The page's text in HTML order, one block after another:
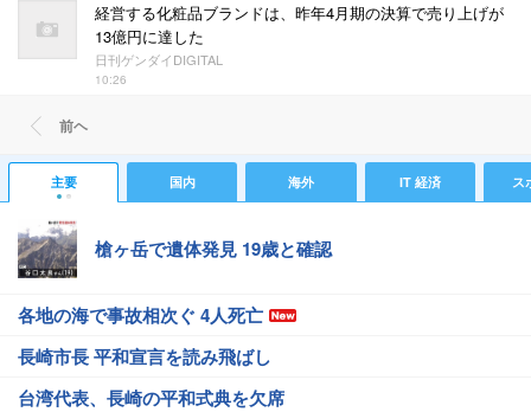
経営する化粧品ブランドは、昨年4月期の決算で売り上げが
13億円に達した
日刊ゲンダイDIGITAL
10:26
前ヘ
主要 国内 海外 IT 経済 ス
槍ヶ岳で遺体発見 19歳と確認
各地の海で事故相次ぐ 4人死亡
長崎市長 平和宣言を読み飛ばし
台湾代表、長崎の平和式典を欠席